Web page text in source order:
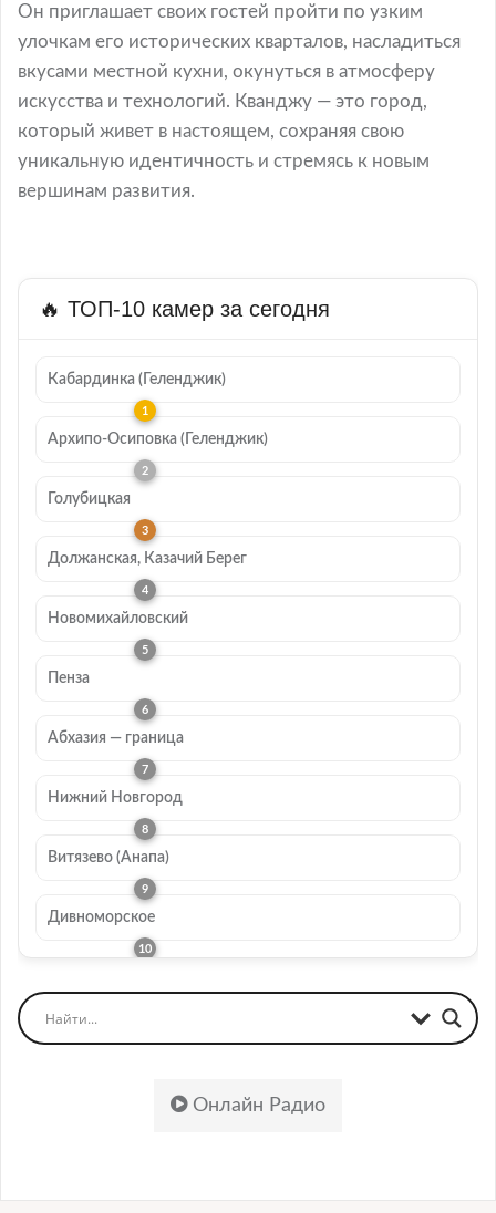
Он приглашает своих гостей пройти по узким
улочкам его исторических кварталов, насладиться
вкусами местной кухни, окунуться в атмосферу
искусства и технологий. Кванджу — это город,
который живет в настоящем, сохраняя свою
уникальную идентичность и стремясь к новым
вершинам развития.
🔥 ТОП-10 камер за сегодня
Кабардинка (Геленджик)
Архипо-Осиповка (Геленджик)
Голубицкая
Должанская, Казачий Берег
Новомихайловский
Пенза
Абхазия — граница
Нижний Новгород
Витязево (Анапа)
Дивноморское
Онлайн Радио